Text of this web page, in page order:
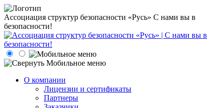
Ассоциация структур безопасности «Русь» С нами вы в
безопасности!
О компании
Лицензии и сертификаты
Партнеры